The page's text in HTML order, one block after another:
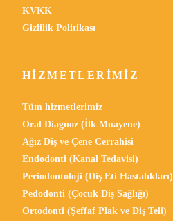
KVKK
Gizlilik Politikası
HIZMETLERIMIZ
Tüm hizmetlerimiz
Oral Diagnoz (İlk Muayene)
Ağız Diş ve Çene Cerrahisi
Endodonti (Kanal Tedavisi)
Periodontoloji (Diş Eti Hastalıkları)
Pedodonti (Çocuk Diş Sağlığı)
Ortodonti (Şeffaf Plak ve Diş Teli)